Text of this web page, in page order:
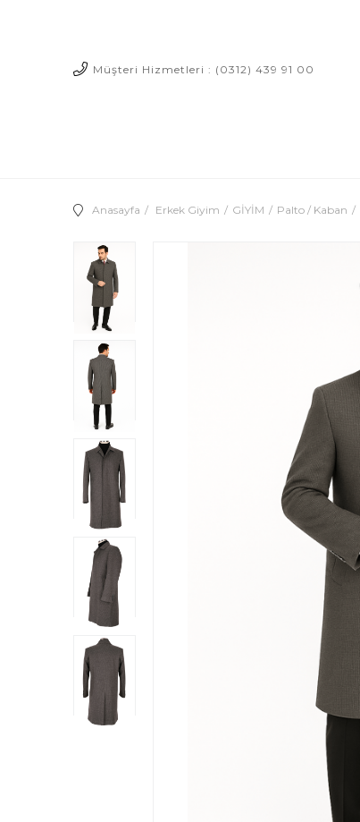
Müşteri Hizmetleri : (0312) 439 91 00
Anasayfa Erkek Giyim GİYİM Palto / Kaban